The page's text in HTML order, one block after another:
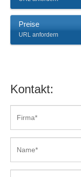
Preise
URL anfordern
Kontakt: